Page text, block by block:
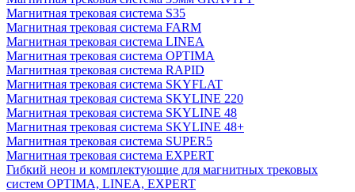
Магнитная трековая система S35
Магнитная трековая система FARM
Магнитная трековая система LINEA
Магнитная трековая система OPTIMA
Магнитная трековая система RAPID
Магнитная трековая система SKYFLAT
Магнитная трековая система SKYLINE 220
Магнитная трековая система SKYLINE 48
Магнитная трековая система SKYLINE 48+
Магнитная трековая система SUPER5
Магнитная трековая система EXPERT
Гибкий неон и комплектующие для магнитных трековых
систем OPTIMA, LINEA, EXPERT